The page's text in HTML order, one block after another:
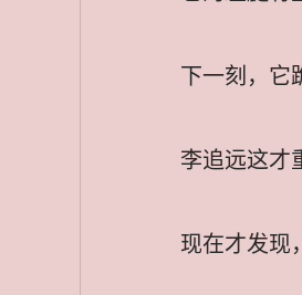
下一刻，它
李追远这才
现在才发现